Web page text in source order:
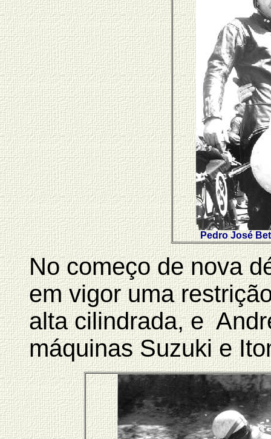
Pedro José
No começo de nova
em vigor uma
alta cilindrada, e
máquinas Suzuki e